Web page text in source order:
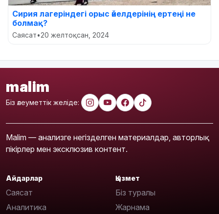
Сирия лагеріндегі орыс әйелдерінің ертеңі не
болмақ?
Саясат•20 желтоқсан, 2024
malim
Біз әлеуметтік желіде:
Malim — анализге негізделген материалдар, авторлық
пікірлер мен эксклюзив контент.
Айдарлар
Саясат
Аналитика
Қызмет
Біз туралы
Жарнама